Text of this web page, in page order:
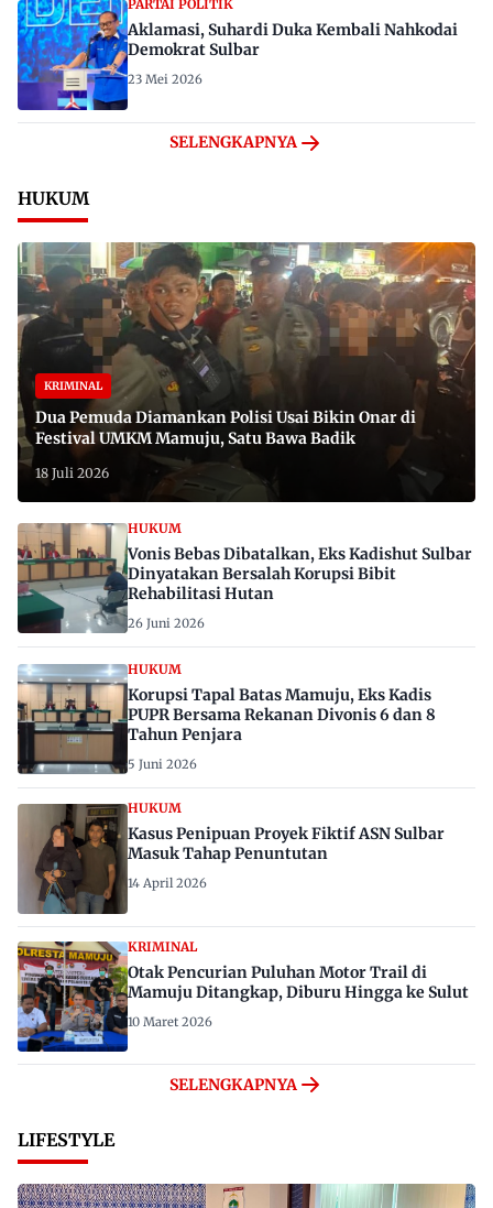
PARTAI POLITIK
Aklamasi, Suhardi Duka Kembali Nahkodai
Demokrat Sulbar
23 Mei 2026
SELENGKAPNYA
HUKUM
KRIMINAL
Dua Pemuda Diamankan Polisi Usai Bikin Onar di
Festival UMKM Mamuju, Satu Bawa Badik
18 Juli 2026
HUKUM
Vonis Bebas Dibatalkan, Eks Kadishut Sulbar
Dinyatakan Bersalah Korupsi Bibit
Rehabilitasi Hutan
26 Juni 2026
HUKUM
Korupsi Tapal Batas Mamuju, Eks Kadis
PUPR Bersama Rekanan Divonis 6 dan 8
Tahun Penjara
5 Juni 2026
HUKUM
Kasus Penipuan Proyek Fiktif ASN Sulbar
Masuk Tahap Penuntutan
14 April 2026
KRIMINAL
Otak Pencurian Puluhan Motor Trail di
Mamuju Ditangkap, Diburu Hingga ke Sulut
10 Maret 2026
SELENGKAPNYA
LIFESTYLE